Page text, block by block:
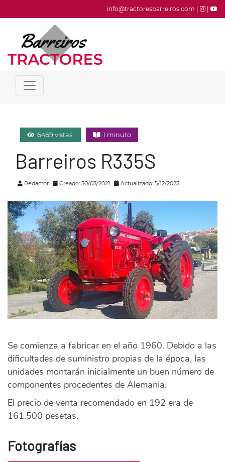
info@tractoresbarreiros.com |
6469 vistas 1 minuto
Barreiros R335S
Redactor Creado: 30/03/2021 Actualizado: 5/12/2023
Se comienza a fabricar en el año 1960. Debido a las
dificultades de suministro propias de la época, las
unidades montarán inicialmente un buen número de
componentes procedentes de Alemania.
El precio de venta recomendado en 192 era de
161.500 pesetas.
Fotografías